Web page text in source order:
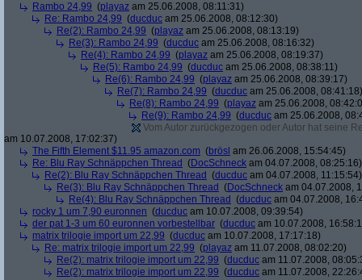
Rambo 24,99 (playaz am 25.06.2008, 08:11:31)
Re: Rambo 24,99 (ducduc am 25.06.2008, 08:12:30)
Re(2): Rambo 24,99 (playaz am 25.06.2008, 08:13:19)
Re(3): Rambo 24,99 (ducduc am 25.06.2008, 08:16:32)
Re(4): Rambo 24,99 (playaz am 25.06.2008, 08:19:37)
Re(5): Rambo 24,99 (ducduc am 25.06.2008, 08:38:11)
Re(6): Rambo 24,99 (playaz am 25.06.2008, 08:39:17)
Re(7): Rambo 24,99 (ducduc am 25.06.2008, 08:41:18)
Re(8): Rambo 24,99 (playaz am 25.06.2008,
Re(9): Rambo 24,99 (ducduc am 25.06.2008,
Vom Autor zurückgezogen oder Autor hat seine
am 10.07.2008, 17:02:37)
The Fifth Element $11.95 amazon.com (brösl am 26.06.2008, 15:54:45)
Re: Blu Ray Schnäppchen Thread (DocSchneck am 04.07.2008, 08:25:16)
Re(2): Blu Ray Schnäppchen Thread (ducduc am 04.07.2008, 11:15:54)
Re(3): Blu Ray Schnäppchen Thread (DocSchneck am 04.07.2008,
Re(4): Blu Ray Schnäppchen Thread (ducduc am 04.07.2008,
rocky 1 um 7,90 euronnen (ducduc am 10.07.2008, 09:39:54)
der pat 1-3 um 60 euronnen vorbestellbar (ducduc am 10.07.2008,
matrix trilogie import um 22,99 (ducduc am 10.07.2008, 17:17:18)
Re: matrix trilogie import um 22,99 (playaz am 11.07.2008, 08:02:20)
Re(2): matrix trilogie import um 22,99 (ducduc am 11.07.2008,
Re(2): matrix trilogie import um 22,99 (ducduc am 11.07.2008,